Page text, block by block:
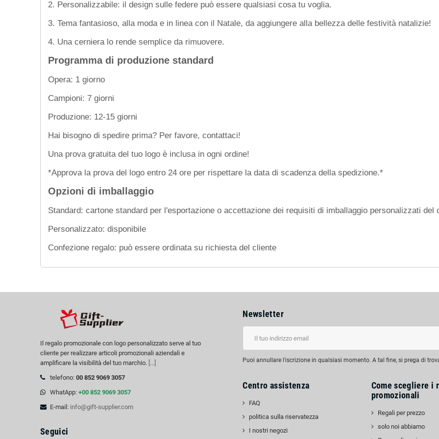
2. Personalizzabile: il design sulle federe può essere qualsiasi cosa tu voglia.
3. Tema fantasioso, alla moda e in linea con il Natale, da aggiungere alla bellezza delle festività natalizie!
4. Una cerniera lo rende semplice da rimuovere.
Programma di produzione standard
Opera: 1 giorno
Campioni: 7 giorni
Produzione: 12-15 giorni
Hai bisogno di spedire prima? Per favore, contattaci!
Una prova gratuita del tuo logo è inclusa in ogni ordine!
*Approva la prova del logo entro 24 ore per rispettare la data di scadenza della spedizione.*
Opzioni di imballaggio
Standard: cartone standard per l'esportazione o accettazione dei requisiti di imballaggio personalizzati del
Personalizzato: disponibile
Confezione regalo: può essere ordinata su richiesta del cliente
Il regalo promozionale con logo personalizzato serve al tuo
cliente per realizzare articoli promozionali aziendali e
amplificare la visibilità del tuo marchio. [...]
telefono: 00 852 9069 3057
WhatApp: +00 852 9069 3057
E-mail: info@gift-supplier.com
Seguici
Newsletter
Puoi annullare l'iscrizione in qualsiasi momento. A tal fine, si prega di
Centro assistenza
FAQ
politica sulla riservatezza
I nostri negozi
Come scegliere i
promozionali
Regali per prezzo
solo noi abbiamo